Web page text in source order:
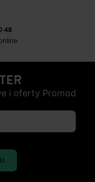
48
i oferty Promod